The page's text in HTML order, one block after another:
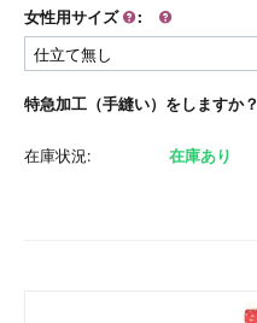
女性用サイズ :
特急加工（手縫い）をしますか？
在庫状況: 在庫あり